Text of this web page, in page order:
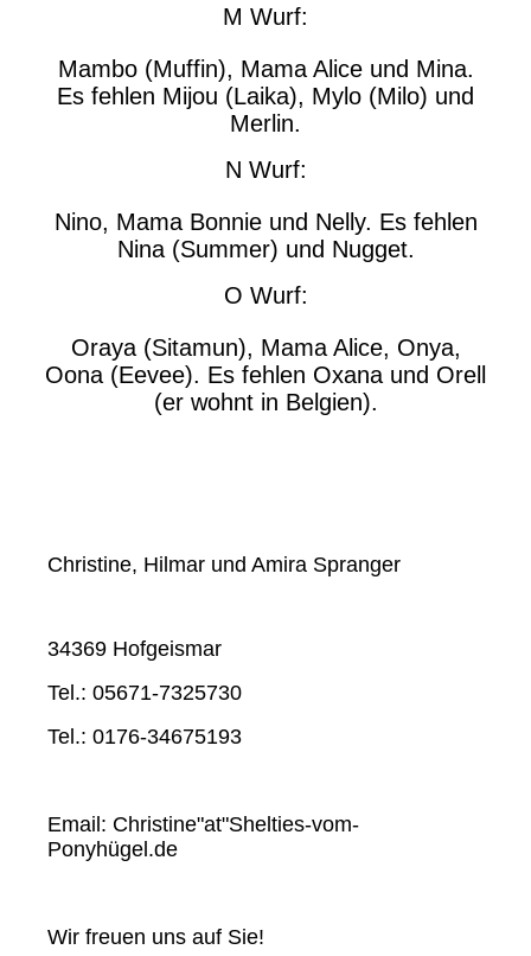
M Wurf:
Mambo (Muffin), Mama Alice und Mina.
Es fehlen Mijou (Laika), Mylo (Milo) und
Merlin.
N Wurf:
Nino, Mama Bonnie und Nelly. Es fehlen
Nina (Summer) und Nugget.
O Wurf:
Oraya (Sitamun), Mama Alice, Onya,
Oona (Eevee). Es fehlen Oxana und Orell
(er wohnt in Belgien).
Christine, Hilmar und Amira Spranger
34369 Hofgeismar
Tel.: 05671-7325730
Tel.: 0176-34675193
Email: Christine"at"Shelties-vom-
Ponyhügel.de
Wir freuen uns auf Sie!